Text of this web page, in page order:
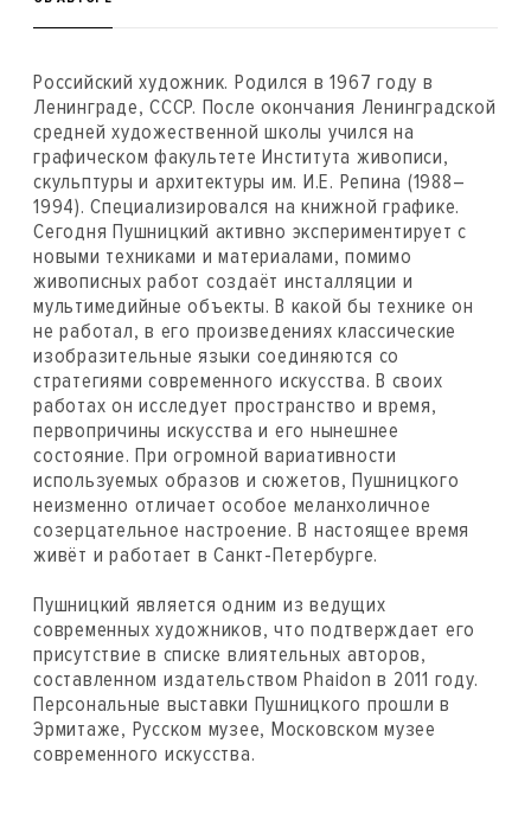
Российский художник. Родился в 1967 году в
Ленинграде, СССР. После окончания Ленинградской
средней художественной школы учился на
графическом факультете Института живописи,
скульптуры и архитектуры им. И.Е. Репина (1988–
1994). Специализировался на книжной графике.
Сегодня Пушницкий активно экспериментирует с
новыми техниками и материалами, помимо
живописных работ создаёт инсталляции и
мультимедийные объекты. В какой бы технике он
не работал, в его произведениях классические
изобразительные языки соединяются со
стратегиями современного искусства. В своих
работах он исследует пространство и время,
первопричины искусства и его нынешнее
состояние. При огромной вариативности
используемых образов и сюжетов, Пушницкого
неизменно отличает особое меланхоличное
созерцательное настроение. В настоящее время
живёт и работает в Санкт-Петербурге.
Пушницкий является одним из ведущих
современных художников, что подтверждает его
присутствие в списке влиятельных авторов,
составленном издательством Phaidon в 2011 году.
Персональные выставки Пушницкого прошли в
Эрмитаже, Русском музее, Московском музее
современного искусства.